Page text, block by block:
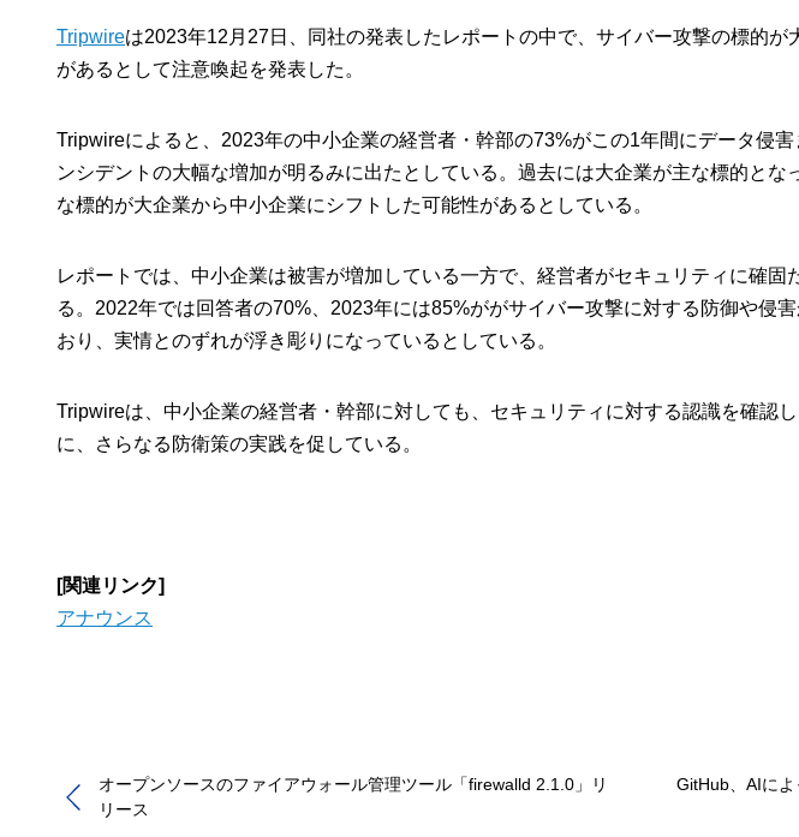
Tripwireは2023年12月27日、同社の発表したレポートの中で、サイバー攻撃の標的
があるとして注意喚起を発表した。
Tripwireによると、2023年の中小企業の経営者・幹部の73%がこの1年間にデータ侵
ンシデントの大幅な増加が明るみに出たとしている。過去には大企業が主な標的と
な標的が大企業から中小企業にシフトした可能性があるとしている。
レポートでは、中小企業は被害が増加している一方で、経営者がセキュリティに確
る。2022年では回答者の70%、2023年には85%ががサイバー攻撃に対する防御や侵
おり、実情とのずれが浮き彫りになっているとしている。
Tripwireは、中小企業の経営者・幹部に対しても、セキュリティに対する認識を確認
に、さらなる防衛策の実践を促している。
[関連リンク]
アナウンス
オープンソースのファイアウォール管理ツール「firewalld 2.1.0」リ
リース
GitHub、AIに